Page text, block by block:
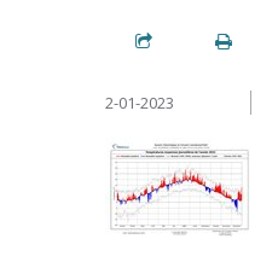
2-01-2023